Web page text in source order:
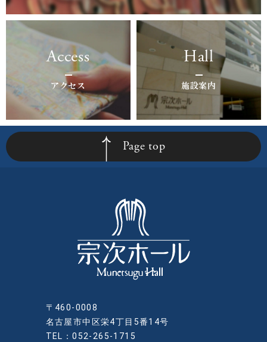
Access
アクセス
Hall
施設案内
Page top
〒460-0008
名古屋市中区栄4丁目5番14号
TEL：052-265-1715